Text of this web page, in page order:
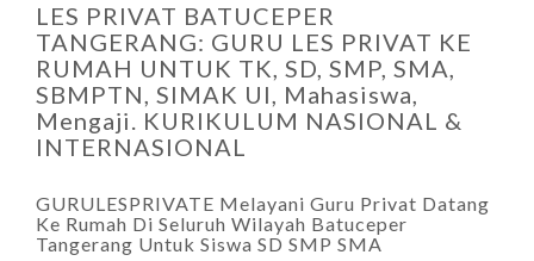
LES PRIVAT BATUCEPER
TANGERANG: GURU LES PRIVAT KE
RUMAH UNTUK TK, SD, SMP, SMA,
SBMPTN, SIMAK UI, Mahasiswa,
Mengaji. KURIKULUM NASIONAL &
INTERNASIONAL
GURULESPRIVATE Melayani Guru Privat Datang
Ke Rumah Di Seluruh Wilayah Batuceper
Tangerang Untuk Siswa SD SMP SMA